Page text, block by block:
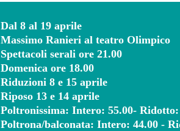
Dal 8 al 19 aprile
Massimo Ranieri al teatro Olimpico
Spettacoli serali ore 21.00
Domenica ore 18.00
Riduzioni 8 e 15 aprile
Riposo 13 e 14 aprile
Poltronissima: Intero: 55.00- Ridotto:
Poltrona/balconata: Intero: 44.00 -